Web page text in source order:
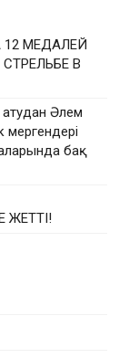
12 МЕДАЛЕЙ
В
Әлем
мергендері
бақ
ЖЕТТІ!